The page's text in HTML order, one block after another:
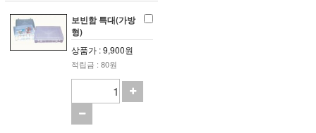
보빈함 특대(가방
형)
상품가 : 9,900원
적립금 : 80원